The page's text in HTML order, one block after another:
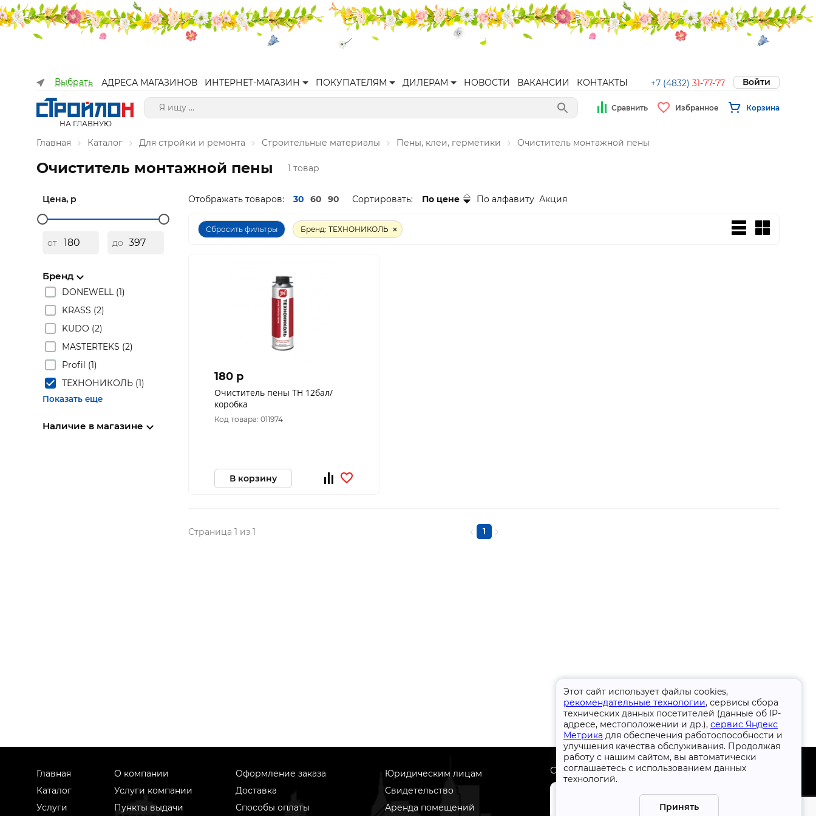
Выбрать АДРЕСА МАГАЗИНОВ ИНТЕРНЕТ-МАГАЗИН ПОКУПАТЕЛЯМ ДИЛЕРАМ НОВОСТИ ВАКАНСИИ КОНТАКТЫ +7 (4832) 31-77-77 Войти
НА ГЛАВНУЮ
Сравнить Избранное Корзина
Главная Каталог Для стройки и ремонта Строительные материалы Пены, клеи, герметики Очиститель монтажной пены
Этот сайт использует файлы cookies,
рекомендательные технологии, сервисы сбора
технических данных посетителей (данные об IP-
адресе, местоположении и др.), сервис Яндекс
Метрика для обеспечения работоспособности и
улучшения качества обслуживания. Продолжая
работу с нашим сайтом, вы автоматически
соглашаетесь с использованием данных
технологий.
Принять
Очиститель монтажной пены 1 товар
Цена, р
от до
Бренд
DONEWELL (1)
KRASS (2)
KUDO (2)
MASTERTEKS (2)
Profil (1)
ТЕХНОНИКОЛЬ (1)
Показать еще
Наличие в магазине
Отображать товаров: 30 60 90 Сортировать: По цене По алфавиту Акция
Сбросить фильтры Бренд: ТЕХНОНИКОЛЬ
180 p
Очиститель пены TH 12бал/
коробка
Код товара: 011974
В корзину
Страница 1 из 1 1
Главная
Каталог
Услуги
О компании
Услуги компании
Пункты выдачи
Оформление заказа
Доставка
Способы оплаты
Юридическим лицам
Свидетельство
Аренда помещений
Скачать приложение